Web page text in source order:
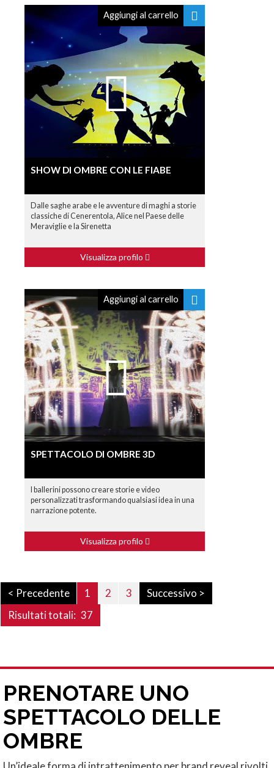
Aggiungi al carrello
SHOW DI OMBRE CON LE FIABE
Dalle saghe arabe e le avventure di maghi a storie
classiche di Cenerentola, Alice nel Paese delle
Meraviglie e la Sirenetta
Visualizza profilo
Aggiungi al carrello
SPETTACOLO DI OMBRE 3D
I ballerini possono creare storie e video
personalizzati trasformando qualsiasi idea in una
narrazione potente.
Visualizza profilo
< Precedente 1 2 3
Successivo >
Risultati totali: 37
PRENOTARE UNO
SPETTACOLO DELLE
OMBRE